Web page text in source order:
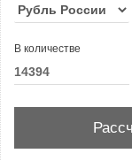
В количестве